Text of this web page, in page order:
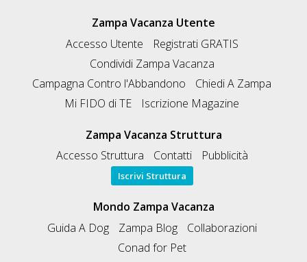
Zampa Vacanza Utente
Accesso Utente
Registrati GRATIS
Condividi Zampa Vacanza
Campagna Contro l'Abbandono
Chiedi A Zampa
Mi FIDO di TE
Iscrizione Magazine
Zampa Vacanza Struttura
Accesso Struttura
Contatti Pubblicità
Iscrivi Struttura
Mondo Zampa Vacanza
Guida A Dog
Zampa Blog
Collaborazioni
Conad for Pet